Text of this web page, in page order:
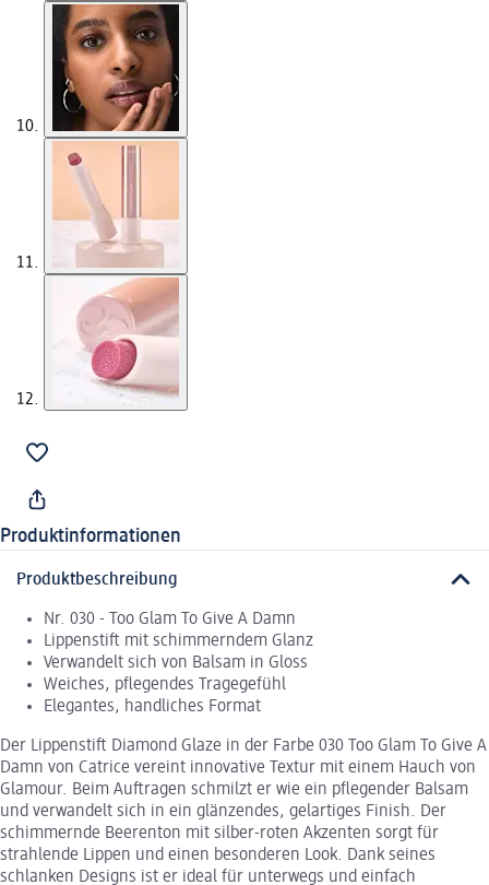
Produktinformationen
Produktbeschreibung
Nr. 030 - Too Glam To Give A Damn
Lippenstift mit schimmerndem Glanz
Verwandelt sich von Balsam in Gloss
Weiches, pflegendes Tragegefühl
Elegantes, handliches Format
Der Lippenstift Diamond Glaze in der Farbe 030 Too Glam To Give A
Damn von Catrice vereint innovative Textur mit einem Hauch von
Glamour. Beim Auftragen schmilzt er wie ein pflegender Balsam
und verwandelt sich in ein glänzendes, gelartiges Finish. Der
schimmernde Beerenton mit silber-roten Akzenten sorgt für
strahlende Lippen und einen besonderen Look. Dank seines
schlanken Designs ist er ideal für unterwegs und einfach